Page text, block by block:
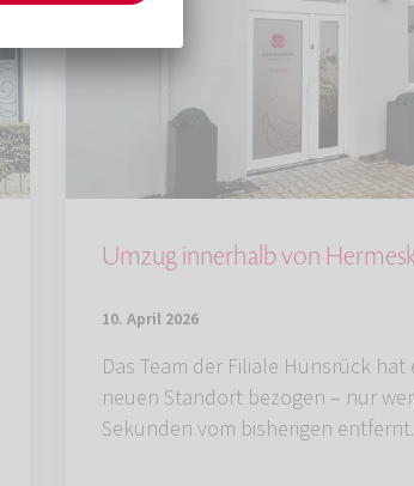
Umzug innerhalb von
10. April 2026
Das Team der Filiale Hunsrück hat
neuen Standort bezogen – nur
Sekunden vom bisherigen entfernt.